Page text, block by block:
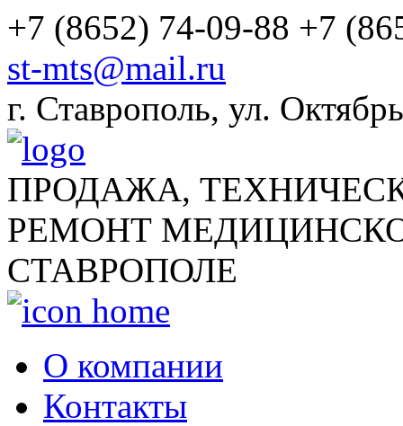
+7 (8652) 74-09-88 +7
st-mts@mail.ru
г. Ставрополь, ул.
ПРОДАЖА,
РЕМОНТ
СТАВРОПОЛЕ
О компании
Контакты